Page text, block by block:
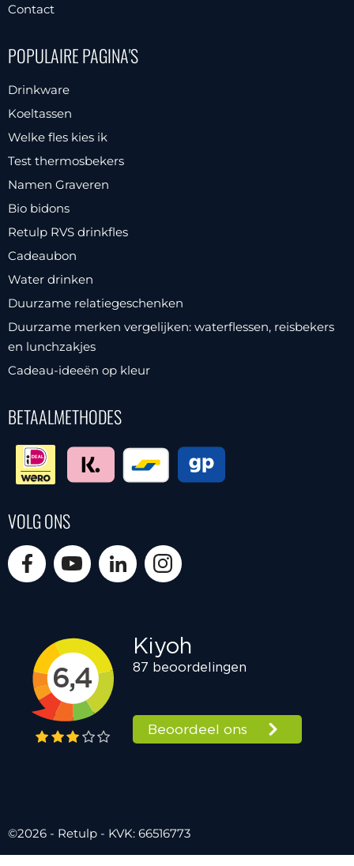
Contact
POPULAIRE PAGINA'S
Drinkware
Koeltassen
Welke fles kies ik
Test thermosbekers
Namen Graveren
Bio bidons
Retulp RVS drinkfles
Cadeaubon
Water drinken
Duurzame relatiegeschenken
Duurzame merken vergelijken: waterflessen, reisbekers
en lunchzakjes
Cadeau-ideeën op kleur
BETAALMETHODES
VOLG ONS
©2026 - Retulp - KVK: 66516773